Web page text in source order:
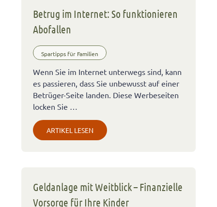
Betrug im Internet: So funktionieren
Abofallen
Spartipps für Familien
Wenn Sie im Internet unterwegs sind, kann
es passieren, dass Sie unbewusst auf einer
Betrüger-Seite landen. Diese Werbeseiten
locken Sie …
ARTIKEL LESEN
Geldanlage mit Weitblick – Finanzielle
Vorsorge für Ihre Kinder